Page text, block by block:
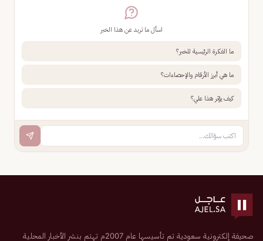
اسأل ما تريد عن هذا الخبر
ما الفكرة الرئيسية للخبر؟
ما هي أبرز الأرقام والإحصاءات؟
كيف يؤثر هذا علي؟
صحيفة إلكترونية سعودية تم تأسيسها عام 2007م تهتم بنشر الأخبار المحلية